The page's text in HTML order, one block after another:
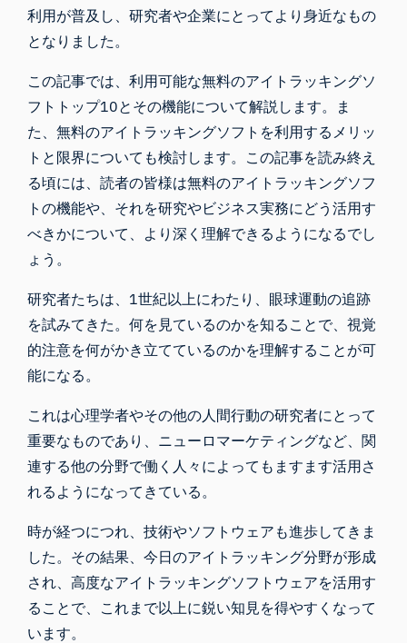
利用が普及し、研究者や企業にとってより身近なもの
となりました。
この記事では、利用可能な無料のアイトラッキングソ
フトトップ10とその機能について解説します。ま
た、無料のアイトラッキングソフトを利用するメリッ
トと限界についても検討します。この記事を読み終え
る頃には、読者の皆様は無料のアイトラッキングソフ
トの機能や、それを研究やビジネス実務にどう活用す
べきかについて、より深く理解できるようになるでし
ょう。
研究者たちは、1世紀以上にわたり、眼球運動の追跡
を試みてきた。何を見ているのかを知ることで、視覚
的注意を何がかき立てているのかを理解することが可
能になる。
これは心理学者やその他の人間行動の研究者にとって
重要なものであり、ニューロマーケティングなど、関
連する他の分野で働く人々によってもますます活用さ
れるようになってきている。
時が経つにつれ、技術やソフトウェアも進歩してきま
した。その結果、今日のアイトラッキング分野が形成
され、高度なアイトラッキングソフトウェアを活用す
ることで、これまで以上に鋭い知見を得やすくなって
います。